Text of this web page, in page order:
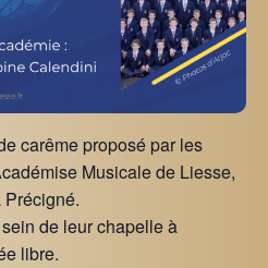
carême proposé par les
Musicale de Liesse,
de leur chapelle à
libre.